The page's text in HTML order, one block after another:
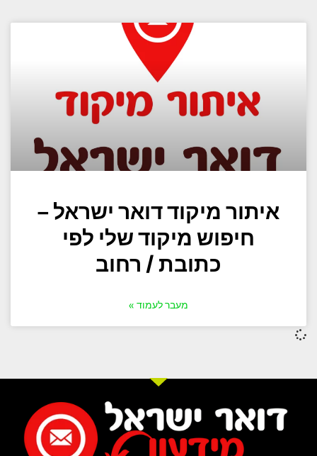
איתור מיקוד דואר ישראל –
חיפוש מיקוד שלי לפי
כתובת / רחוב
מעבר לעמוד »